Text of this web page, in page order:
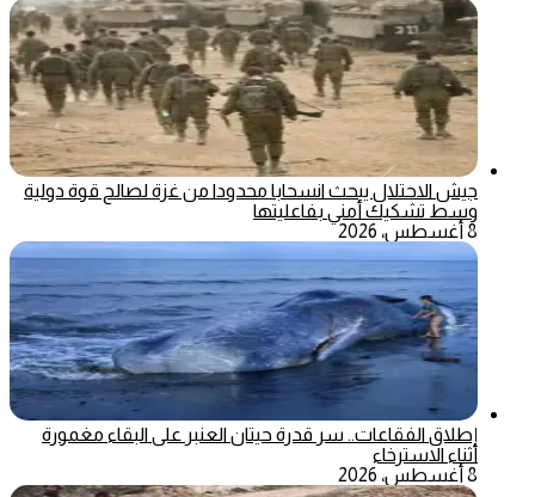
جيش الاحتلال يبحث انسحابا محدودا من غزة لصالح قوة دولية
وسط تشكيك أمني بفاعليتها
8 أغسطس، 2026
إطلاق الفقاعات.. سر قدرة حيتان العنبر على البقاء مغمورة
أثناء الاسترخاء
8 أغسطس، 2026